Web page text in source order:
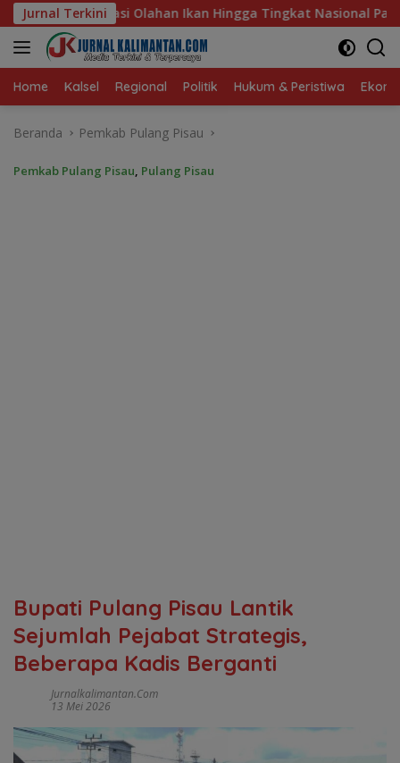
Langsung
ke
konten
Jurnal Terkini
Tingkat Nasional Pada Lomba Masak Serba Ikan
Home Kalsel Regional Politik Hukum & Peristiwa
Beranda Pemkab Pulang Pisau
Pemkab Pulang Pisau, Pulang Pisau
Bupati Pulang Pisau Lantik
Sejumlah Pejabat Strategis,
Beberapa Kadis Berganti
Jurnalkalimantan.com
13 Mei 2026